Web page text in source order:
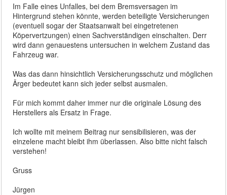
Im Falle eines Unfalles, bei dem Bremsversagen im
Hintergrund stehen könnte, werden beteiligte Versicherungen
(eventuell sogar der Staatsanwalt bei eingetretenen
Köpervertzungen) einen Sachverständigen einschalten. Derr
wird dann genauestens untersuchen in welchem Zustand das
Fahrzeug war.
Was das dann hinsichtlich Versicherungsschutz und möglichen
Ärger bedeutet kann sich jeder selbst ausmalen.
Für mich kommt daher immer nur die originale Lösung des
Herstellers als Ersatz in Frage.
Ich wollte mit meinem Beitrag nur sensibilisieren, was der
einzelene macht bleibt ihm überlassen. Also bitte nicht falsch
verstehen!
Gruss
Jürgen